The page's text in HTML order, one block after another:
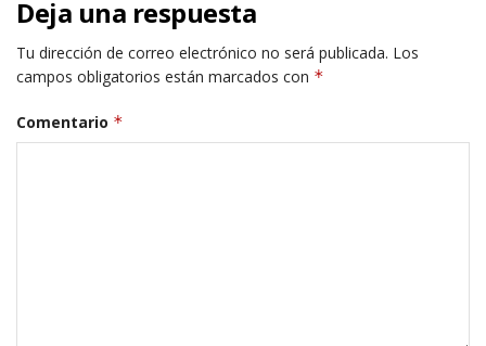
Deja una respuesta
Tu dirección de correo electrónico no será publicada. Los
campos obligatorios están marcados con *
Comentario *